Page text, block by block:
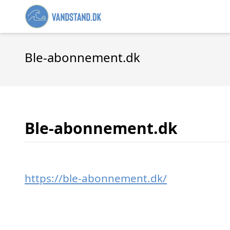
Ble-abonnement.dk
Ble-abonnement.dk
https://ble-abonnement.dk/